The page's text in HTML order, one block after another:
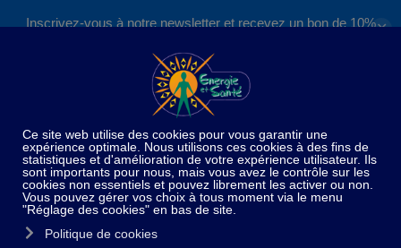
Inscrivez-vous à notre newsletter et recevez un bon de 10%
S'inscrire
✕